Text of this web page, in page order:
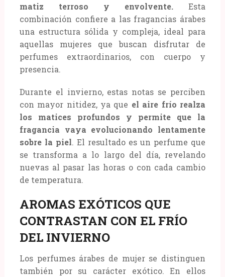
matiz terroso y envolvente.Esta
combinación confiere a las fragancias árabes
una estructura sólida y compleja, ideal para
aquellas mujeres que buscan disfrutar de
perfumes extraordinarios, con cuerpo y
presencia.
Durante el invierno, estas notas se perciben
con mayor nitidez, ya que el aire frío realza
los matices profundos y permite que la
fragancia vaya evolucionando lentamente
sobre la piel. El resultado es un perfume que
se transforma a lo largo del día, revelando
nuevas al pasar las horas o con cada cambio
de temperatura.
AROMAS EXÓTICOS QUE
CONTRASTAN CON EL FRÍO
DEL INVIERNO
Los perfumes árabes de mujer se distinguen
también por su carácter exótico. En ellos